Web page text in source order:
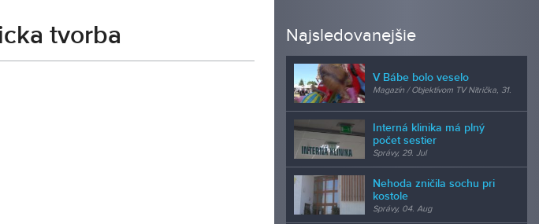
tvorba Najsledovanejšie
V Bábe bolo veselo
Magazín / Objektívom TV Nitrička, 31.
Interná klinika má plný
počet sestier
Správy, 29. Jul
Nehoda zničila sochu pri
kostole
Správy, 04. Aug